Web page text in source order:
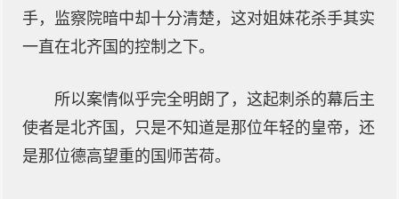
手，监察院暗中却十分清楚，这对姐妹花杀手其实
一直在北齐国的控制之下。
所以案情似乎完全明朗了，这起刺杀的幕后主
使者是北齐国，只是不知道是那位年轻的皇帝，还
是那位德高望重的国师苦荷。